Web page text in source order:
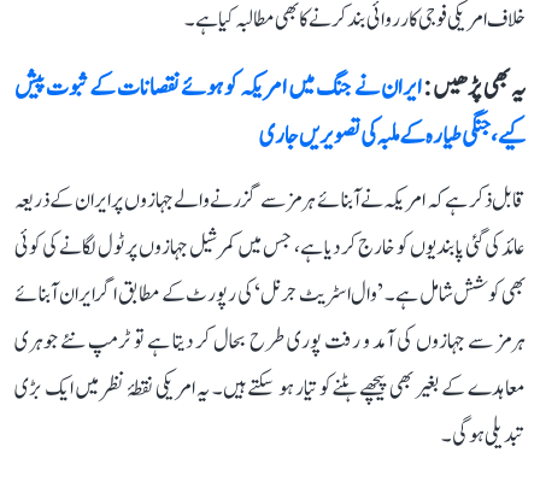
خلاف امریکی فوجی کارروائی بند کرنے کا بھی مطالبہ کیا ہے۔
یہ بھی پڑھیں :ایران نے جنگ میں امریکہ کو ہوئے نقصانات کے ثبوت پیش
کیے، جنگی طیارہ کے ملبہ کی تصویریں جاری
قابل ذکر ہے کہ امریکہ نے آبنائے ہرمز سے گزرنے والے جہازوں پر ایران کے ذریعہ
عائد کی گئی پابندیوں کو خارج کر دیا ہے، جس میں کمرشیل جہازوں پر ٹول لگانے کی کوئی
بھی کوشش شامل ہے۔ ’وال اسٹریٹ جرنل‘ کی رپورٹ کے مطابق اگر ایران آبنائے
ہرمز سے جہازوں کی آمد و رفت پوری طرح بحال کر دیتا ہے تو ٹرمپ نئے جوہری
معاہدے کے بغیر بھی پیچھے ہٹنے کو تیار ہو سکتے ہیں۔ یہ امریکی نقطۂ نظر میں ایک بڑی
تبدیلی ہوگی۔